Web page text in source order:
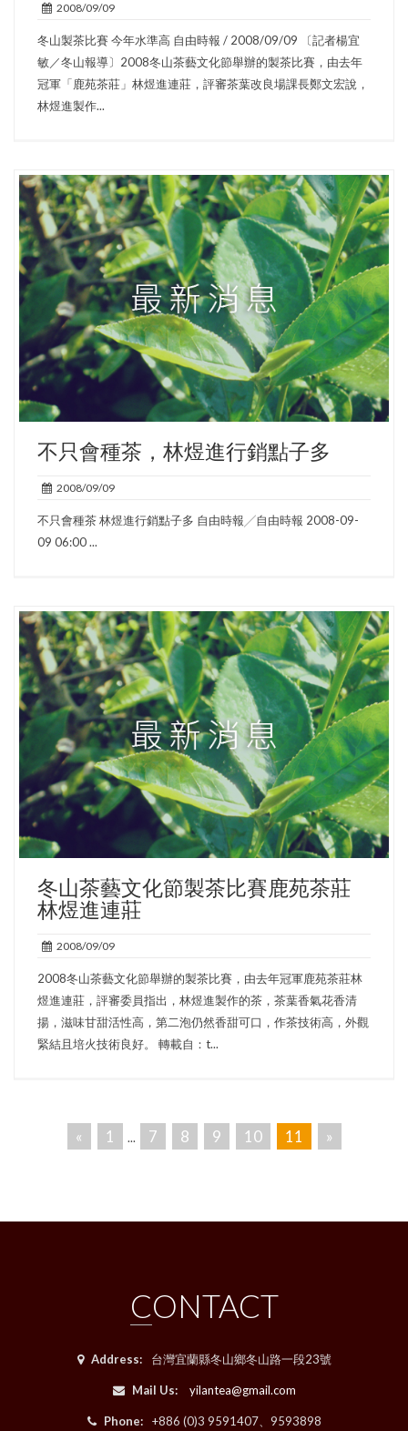
2008/09/09
冬山製茶比賽 今年水準高 自由時報 / 2008/09/09 〔記者楊宜
敏／冬山報導〕2008冬山茶藝文化節舉辦的製茶比賽，由去年
冠軍「鹿苑茶莊」林煜進連莊，評審茶葉改良場課長鄭文宏說，
林煜進製作...
不只會種茶，林煜進行銷點子多
2008/09/09
不只會種茶 林煜進行銷點子多 自由時報╱自由時報 2008-09-
09 06:00 ...
冬山茶藝文化節製茶比賽鹿苑茶莊
林煜進連莊
2008/09/09
2008冬山茶藝文化節舉辦的製茶比賽，由去年冠軍鹿苑茶莊林
煜進連莊，評審委員指出，林煜進製作的茶，茶葉香氣花香清
揚，滋味甘甜活性高，第二泡仍然香甜可口，作茶技術高，外觀
緊結且培火技術良好。 轉載自：t...
« 1 ... 7 8 9 10 11 »
CONTACT
Address: 台灣宜蘭縣冬山鄉冬山路一段23號
Mail Us: yilantea@gmail.com
Phone: +886 (0)3 9591407、9593898